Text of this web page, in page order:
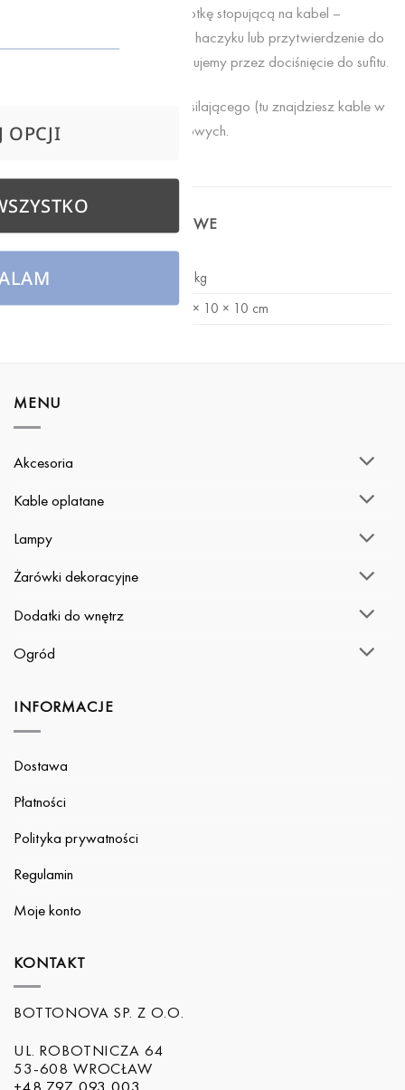
Do podsufitki dodajemy przelotkę stopującą na kabel –
umożliwiającą zawieszenie na haczyku lub przytwierdzenie do
sufitu.Podsufitkę następnie mocujemy przez dociśnięcie do sufitu.
Komplet nie zawiera kabla zasilającego (tu znajdziesz kable w
oplocie) oraz kołków montażowych.
INFORMACJE DODATKOWE
WAGA
0,1 kg
WYMIARY
10 × 10 × 10 cm
MENU
Akcesoria
Kable oplatane
Lampy
Żarówki dekoracyjne
Dodatki do wnętrz
Ogród
INFORMACJE
Dostawa
Płatności
Polityka prywatności
Regulamin
Moje konto
KONTAKT
BOTTONOVA SP. Z O.O.
UL. ROBOTNICZA 64
53-608 WROCŁAW
OPCJI